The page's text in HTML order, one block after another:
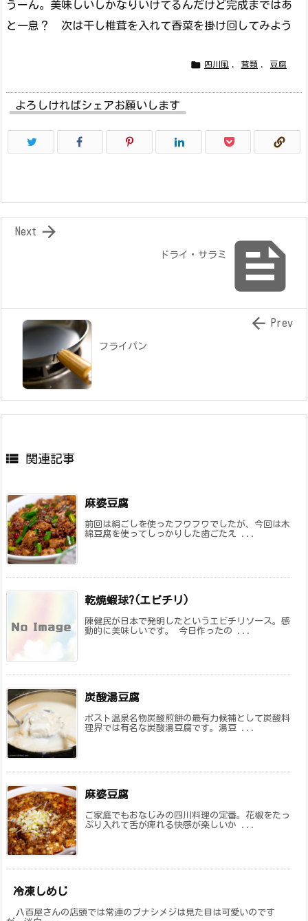
うーん。美味しいしかなりいけてるんだけど完成まではあ
と一息？ 次は干し椎茸を入れて香菜を掛け回してみよう
 四川風 茸類 豆腐
よろしければシェアお願いします

ドライ・サラミ

Next
フライパン
 Prev
 関連記事
麻婆豆腐
前回は絹ごしを使ったフワフワでしたが、今回は木
綿豆腐を使ってしっかりした歯ごたえ ...
乾焼蝦球?(エビチリ)
陳健民が日本で発明したというエビチリソース。感
動的に美味しいです。 今日作ったの ...
炭酸湯豆腐
ポスト温泉名物炭酸煎餅の最有力候補として炭酸料
理界では有名な炭酸湯豆腐です。湯豆 ...
麻婆豆腐
ご家庭でもおなじみの四川料理の定番。花椒をたっ
ぷり入れて舌が痺れる快感が楽しいか ...
冷凍しめじ
八百屋さんの店頭では常連のブナシメジは見た目は可愛いのです